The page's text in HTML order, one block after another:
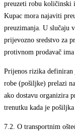
preuzeti robu količinski
Kupac mora najaviti
preuzimanja. U slučaju
prijevozno sredstvo za
protivnom prodavač
Prijenos rizika definiran
robe (pošiljke) prelazi
ako dostavu organizira
trenutku kada je
7.2. O transportnim